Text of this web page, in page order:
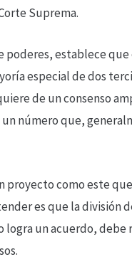
Suprema.
poderes, establece
especial de dos
de un consenso
número que,
como este
es que la división
logra un acuerdo, debe